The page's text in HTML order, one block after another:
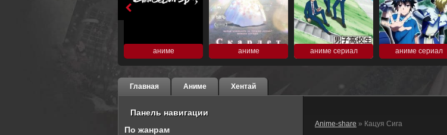
аниме аниме аниме сериал аниме сериал
Главная Аниме Хентай
Anime-share » Кацуя Сига
Панель навигации
По жанрам